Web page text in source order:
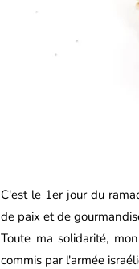
C'est le 1er jour du
de paix et de
Toute ma solidarité,
commis par l'armée